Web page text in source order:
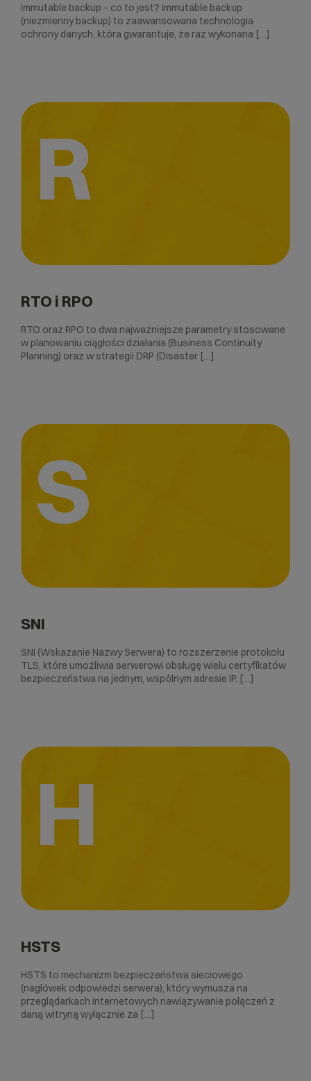
Immutable backup – co to jest? Immutable backup
(niezmienny backup) to zaawansowana technologia
ochrony danych, która gwarantuje, że raz wykonana […]
R
RTO i RPO
RTO oraz RPO to dwa najważniejsze parametry stosowane
w planowaniu ciągłości działania (Business Continuity
Planning) oraz w strategii DRP (Disaster […]
S
SNI
SNI (Wskazanie Nazwy Serwera) to rozszerzenie protokołu
TLS, które umożliwia serwerowi obsługę wielu certyfikatów
bezpieczeństwa na jednym, wspólnym adresie IP. […]
H
HSTS
HSTS to mechanizm bezpieczeństwa sieciowego
(nagłówek odpowiedzi serwera), który wymusza na
przeglądarkach internetowych nawiązywanie połączeń z
daną witryną wyłącznie za […]